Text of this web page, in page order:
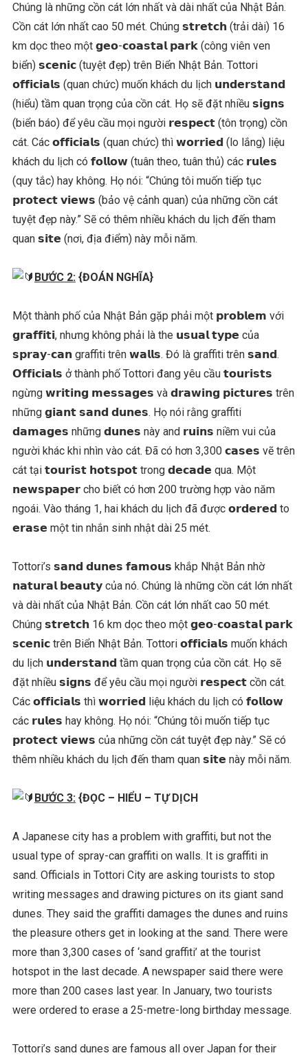
Chúng là những cồn cát lớn nhất và dài nhất của Nhật Bản.
Cồn cát lớn nhất cao 50 mét. Chúng 𝘀𝘁𝗿𝗲𝘁𝗰𝗵 (trải dài) 16
km dọc theo một 𝗴𝗲𝗼-𝗰𝗼𝗮𝘀𝘁𝗮𝗹 𝗽𝗮𝗿𝗸 (công viên ven
biển) 𝘀𝗰𝗲𝗻𝗶𝗰 (tuyệt đẹp) trên Biển Nhật Bản. Tottori
𝗼𝗳𝗳𝗶𝗰𝗶𝗮𝗹𝘀 (quan chức) muốn khách du lịch 𝘂𝗻𝗱𝗲𝗿𝘀𝘁𝗮𝗻𝗱
(hiểu) tầm quan trọng của cồn cát. Họ sẽ đặt nhiều 𝘀𝗶𝗴𝗻𝘀
(biển báo) để yêu cầu mọi người 𝗿𝗲𝘀𝗽𝗲𝗰𝘁 (tôn trọng) cồn
cát. Các 𝗼𝗳𝗳𝗶𝗰𝗶𝗮𝗹𝘀 (quan chức) thì 𝘄𝗼𝗿𝗿𝗶𝗲𝗱 (lo lắng) liệu
khách du lịch có 𝗳𝗼𝗹𝗹𝗼𝘄 (tuân theo, tuân thủ) các 𝗿𝘂𝗹𝗲𝘀
(quy tắc) hay không. Họ nói: “Chúng tôi muốn tiếp tục
𝗽𝗿𝗼𝘁𝗲𝗰𝘁 𝘃𝗶𝗲𝘄𝘀 (bảo vệ cảnh quan) của những cồn cát
tuyệt đẹp này.” Sẽ có thêm nhiều khách du lịch đến tham
quan 𝘀𝗶𝘁𝗲 (nơi, địa điểm) này mỗi năm.
BƯỚC 2: {ĐOÁN NGHĨA}
Một thành phố của Nhật Bản gặp phải một 𝗽𝗿𝗼𝗯𝗹𝗲𝗺 với
𝗴𝗿𝗮𝗳𝗳𝗶𝘁𝗶, nhưng không phải là the 𝘂𝘀𝘂𝗮𝗹 𝘁𝘆𝗽𝗲 của
𝘀𝗽𝗿𝗮𝘆-𝗰𝗮𝗻 graffiti trên 𝘄𝗮𝗹𝗹𝘀. Đó là graffiti trên 𝘀𝗮𝗻𝗱.
𝗢𝗳𝗳𝗶𝗰𝗶𝗮𝗹𝘀 ở thành phố Tottori đang yêu cầu 𝘁𝗼𝘂𝗿𝗶𝘀𝘁𝘀
ngừng 𝘄𝗿𝗶𝘁𝗶𝗻𝗴 𝗺𝗲𝘀𝘀𝗮𝗴𝗲𝘀 và 𝗱𝗿𝗮𝘄𝗶𝗻𝗴 𝗽𝗶𝗰𝘁𝘂𝗿𝗲𝘀 trên
những 𝗴𝗶𝗮𝗻𝘁 𝘀𝗮𝗻𝗱 𝗱𝘂𝗻𝗲𝘀. Họ nói rằng graffiti
𝗱𝗮𝗺𝗮𝗴𝗲𝘀 những 𝗱𝘂𝗻𝗲𝘀 này and 𝗿𝘂𝗶𝗻𝘀 niềm vui của
người khác khi nhìn vào cát. Đã có hơn 3,300 𝗰𝗮𝘀𝗲𝘀 vẽ trên
cát tại 𝘁𝗼𝘂𝗿𝗶𝘀𝘁 𝗵𝗼𝘁𝘀𝗽𝗼𝘁 trong 𝗱𝗲𝗰𝗮𝗱𝗲 qua. Một
𝗻𝗲𝘄𝘀𝗽𝗮𝗽𝗲𝗿 cho biết có hơn 200 trường hợp vào năm
ngoái. Vào tháng 1, hai khách du lịch đã được 𝗼𝗿𝗱𝗲𝗿𝗲𝗱 to
𝗲𝗿𝗮𝘀𝗲 một tin nhắn sinh nhật dài 25 mét.
Tottori’s 𝘀𝗮𝗻𝗱 𝗱𝘂𝗻𝗲𝘀 𝗳𝗮𝗺𝗼𝘂𝘀 khắp Nhật Bản nhờ
𝗻𝗮𝘁𝘂𝗿𝗮𝗹 𝗯𝗲𝗮𝘂𝘁𝘆 của nó. Chúng là những cồn cát lớn nhất
và dài nhất của Nhật Bản. Cồn cát lớn nhất cao 50 mét.
Chúng 𝘀𝘁𝗿𝗲𝘁𝗰𝗵 16 km dọc theo một 𝗴𝗲𝗼-𝗰𝗼𝗮𝘀𝘁𝗮𝗹 𝗽𝗮𝗿𝗸
𝘀𝗰𝗲𝗻𝗶𝗰 trên Biển Nhật Bản. Tottori 𝗼𝗳𝗳𝗶𝗰𝗶𝗮𝗹𝘀 muốn khách
du lịch 𝘂𝗻𝗱𝗲𝗿𝘀𝘁𝗮𝗻𝗱 tầm quan trọng của cồn cát. Họ sẽ
đặt nhiều 𝘀𝗶𝗴𝗻𝘀 để yêu cầu mọi người 𝗿𝗲𝘀𝗽𝗲𝗰𝘁 cồn cát.
Các 𝗼𝗳𝗳𝗶𝗰𝗶𝗮𝗹𝘀 thì 𝘄𝗼𝗿𝗿𝗶𝗲𝗱 liệu khách du lịch có 𝗳𝗼𝗹𝗹𝗼𝘄
các 𝗿𝘂𝗹𝗲𝘀 hay không. Họ nói: “Chúng tôi muốn tiếp tục
𝗽𝗿𝗼𝘁𝗲𝗰𝘁 𝘃𝗶𝗲𝘄𝘀 của những cồn cát tuyệt đẹp này.” Sẽ có
thêm nhiều khách du lịch đến tham quan 𝘀𝗶𝘁𝗲 này mỗi năm.
BƯỚC 3: {ĐỌC – HIỂU – TỰ DỊCH
A Japanese city has a problem with graffiti, but not the
usual type of spray-can graffiti on walls. It is graffiti in
sand. Officials in Tottori City are asking tourists to stop
writing messages and drawing pictures on its giant sand
dunes. They said the graffiti damages the dunes and ruins
the pleasure others get in looking at the sand. There were
more than 3,300 cases of ‘sand graffiti’ at the tourist
hotspot in the last decade. A newspaper said there were
more than 200 cases last year. In January, two tourists
were ordered to erase a 25-metre-long birthday message.
Tottori’s sand dunes are famous all over Japan for their